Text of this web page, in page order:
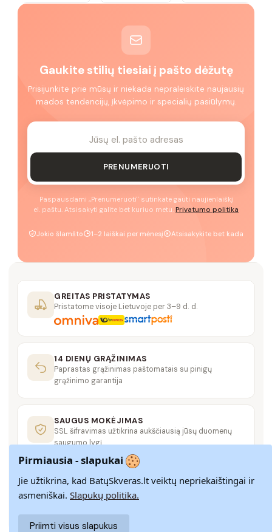
Gaukite stilių tiesiai į pašto dėžutę
Prisijunkite prie mūsų ir niekada nepraleiskite naujausių
mados tendencijų, įkvėpimo ir specialių pasiūlymų.
PRENUMERUOTI
Paspausdami „Prenumeruoti" sutinkate gauti naujienlaiškį
el. paštu. Atsisakyti galite bet kuriuo metu. Privatumo politika
Jokio šlamšto 1–2 laiškai per mėnesį Atsisakykite bet kada
GREITAS PRISTATYMAS
Pristatome visoje Lietuvoje per 3–9 d. d.
14 DIENŲ GRĄŽINIMAS
Paprastas grąžinimas paštomatais su pinigų
grąžinimo garantija
SAUGUS MOKĖJIMAS
SSL šifravimas užtikrina aukščiausią jūsų duomenų
saugumo lygį
KLIENTŲ APTARNAVIMAS
Rašykite mumsinfo@batuskveras.lt
Pirmiausia - slapukai
Jie užtikrina, kad BatųSkveras.lt veiktų nepriekaištingai ir
asmeniškai. Slapukų politika.
Priimti visus slapukus